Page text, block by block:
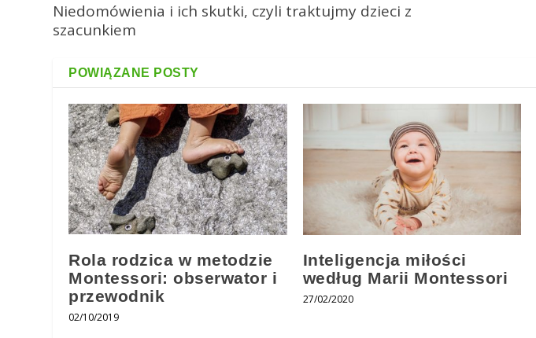
Niedomówienia i ich skutki, czyli traktujmy dzieci z
szacunkiem
POWIĄZANE POSTY
Rola rodzica w metodzie
Montessori: obserwator i
przewodnik
02/10/2019
Inteligencja miłości
według Marii Montessori
27/02/2020